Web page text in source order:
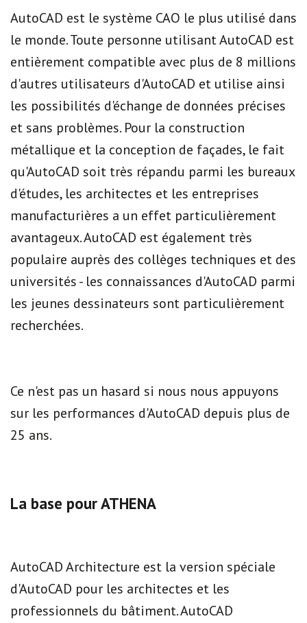
AutoCAD est le système CAO le plus utilisé dans
le monde. Toute personne utilisant AutoCAD est
entièrement compatible avec plus de 8 millions
d'autres utilisateurs d'AutoCAD et utilise ainsi
les possibilités d'échange de données précises
et sans problèmes. Pour la construction
métallique et la conception de façades, le fait
qu'AutoCAD soit très répandu parmi les bureaux
d'études, les architectes et les entreprises
manufacturières a un effet particulièrement
avantageux. AutoCAD est également très
populaire auprès des collèges techniques et des
universités - les connaissances d'AutoCAD parmi
les jeunes dessinateurs sont particulièrement
recherchées.
Ce n'est pas un hasard si nous nous appuyons
sur les performances d'AutoCAD depuis plus de
25 ans.
La base pour ATHENA
AutoCAD Architecture est la version spéciale
d'AutoCAD pour les architectes et les
professionnels du bâtiment. AutoCAD